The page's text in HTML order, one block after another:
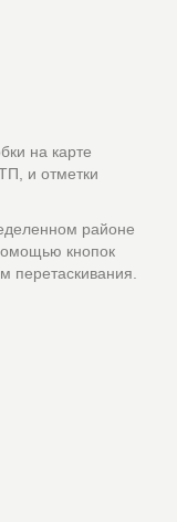
на карте
и отметки
районе
кнопок
перетаскивания.